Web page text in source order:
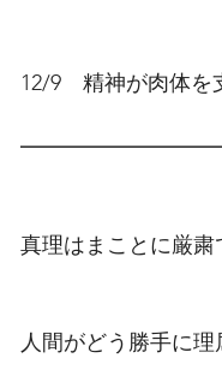
12/9　精神が肉体を
真理はまことに厳粛
人間がどう勝手に理